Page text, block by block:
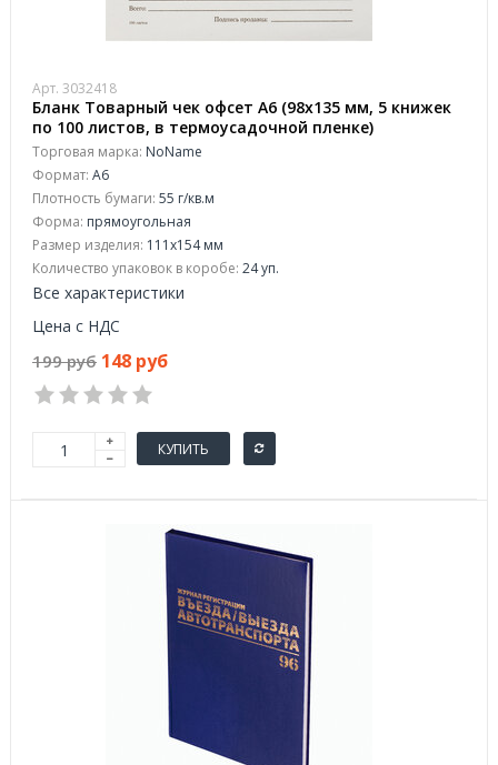
Арт. 3032418
Бланк Товарный чек офсет А6 (98x135 мм, 5 книжек
по 100 листов, в термоусадочной пленке)
Торговая марка: NoName
Формат: A6
Плотность бумаги: 55 г/кв.м
Форма: прямоугольная
Размер изделия: 111x154 мм
Количество упаковок в коробе: 24 уп.
Все характеристики
Цена с НДС
199 руб 148 руб
КУПИТЬ